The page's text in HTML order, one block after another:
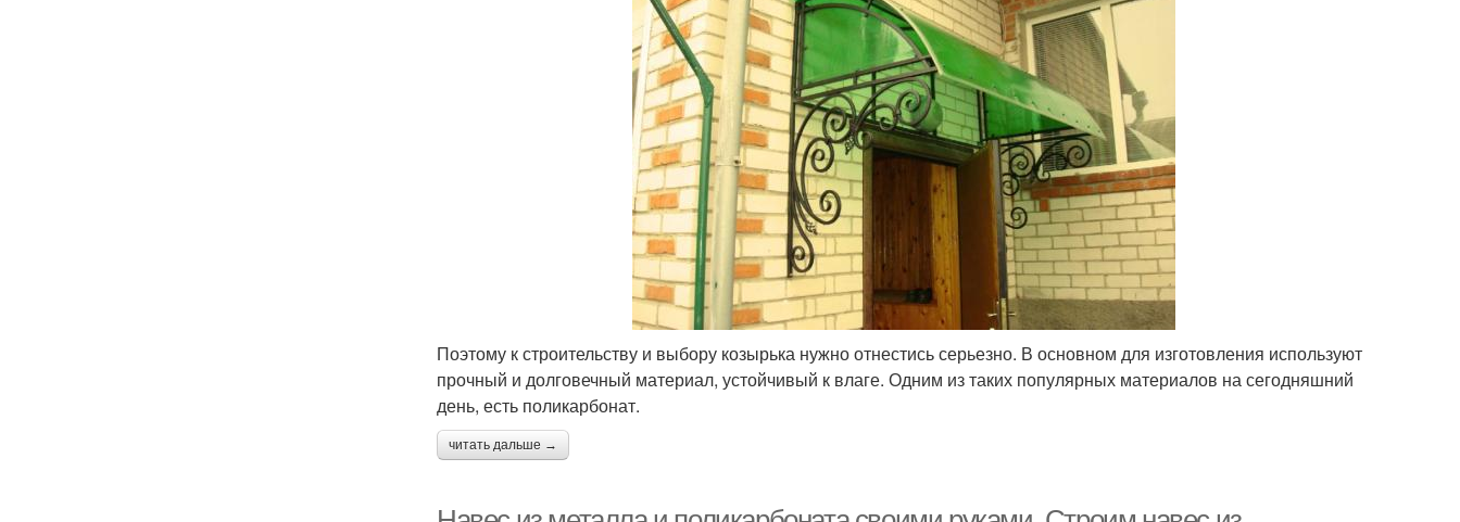
Поэтому к строительству и выбору козырька нужно отнестись серьезно. В основном для изготовления используют
прочный и долговечный материал, устойчивый к влаге. Одним из таких популярных материалов на сегодняшний
день, есть поликарбонат.
читать дальше →